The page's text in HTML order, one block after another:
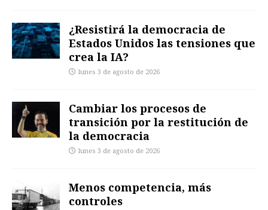
¿Resistirá la democracia de
Estados Unidos las tensiones que
crea la IA?
lunes 3 de agosto de 2026
Cambiar los procesos de
transición por la restitución de
la democracia
lunes 3 de agosto de 2026
Menos competencia, más
controles